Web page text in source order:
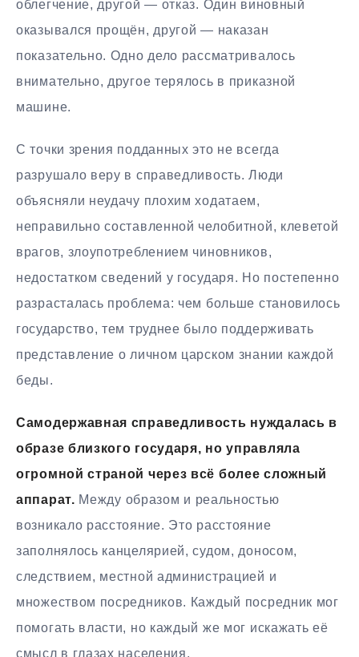
облегчение, другой — отказ. Один виновный
оказывался прощён, другой — наказан
показательно. Одно дело рассматривалось
внимательно, другое терялось в приказной
машине.
С точки зрения подданных это не всегда
разрушало веру в справедливость. Люди
объясняли неудачу плохим ходатаем,
неправильно составленной челобитной, клеветой
врагов, злоупотреблением чиновников,
недостатком сведений у государя. Но постепенно
разрасталась проблема: чем больше становилось
государство, тем труднее было поддерживать
представление о личном царском знании каждой
беды.
Самодержавная справедливость нуждалась в
образе близкого государя, но управляла
огромной страной через всё более сложный
аппарат. Между образом и реальностью
возникало расстояние. Это расстояние
заполнялось канцелярией, судом, доносом,
следствием, местной администрацией и
множеством посредников. Каждый посредник мог
помогать власти, но каждый же мог искажать её
смысл в глазах населения.